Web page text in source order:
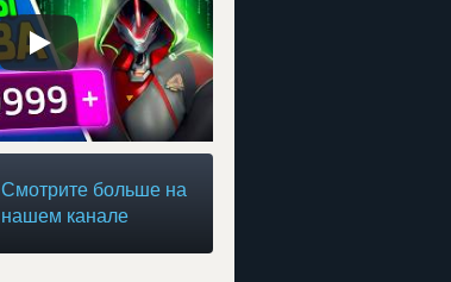
Смотрите больше на
нашем канале